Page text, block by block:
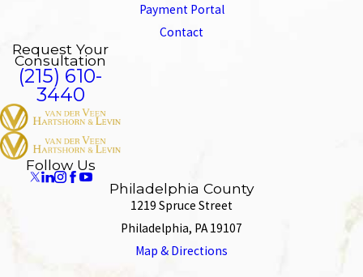
Payment Portal
Contact
Request Your
Consultation
(215) 610-
3440
Follow Us
Philadelphia County
1219 Spruce Street
Philadelphia, PA 19107
Map & Directions